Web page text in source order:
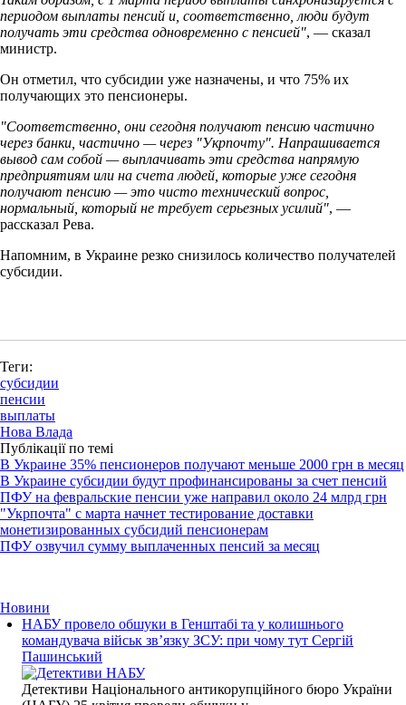
периодом выплаты пенсий и, соответственно, люди будут
получать эти средства одновременно с пенсией", — сказал
министр.
Он отметил, что субсидии уже назначены, и что 75% их
получающих это пенсионеры.
"Соответственно, они сегодня получают пенсию частично
через банки, частично — через "Укрпочту". Напрашивается
вывод сам собой — выплачивать эти средства напрямую
предприятиям или на счета людей, которые уже сегодня
получают пенсию — это чисто технический вопрос,
нормальный, который не требует серьезных усилий", —
рассказал Рева.
Напомним, в Украине резко снизилось количество получателей
субсидии.
Теги:
субсидии
пенсии
выплаты
Нова Влада
Публікації по темі
В Украине 35% пенсионеров получают меньше 2000 грн в месяц
В Украине субсидии будут профинансированы за счет пенсий
ПФУ на февральские пенсии уже направил около 24 млрд грн
"Укрпочта" с марта начнет тестирование доставки
монетизированных субсидий пенсионерам
ПФУ озвучил сумму выплаченных пенсий за месяц
Новини
НАБУ провело обшуки в Генштабі та у колишнього
командувача військ зв’язку ЗСУ: при чому тут Сергій
Пашинський
Детективи Національного антикорупційного бюро України